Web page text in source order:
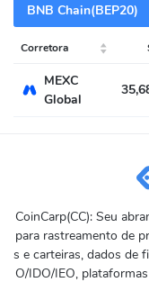
BNB Chain(BEP20)
Corretora
MEXC
Global
CoinCarp(CC): Seu
para rastreamento de
s e carteiras, dados de
O/IDO/IEO,